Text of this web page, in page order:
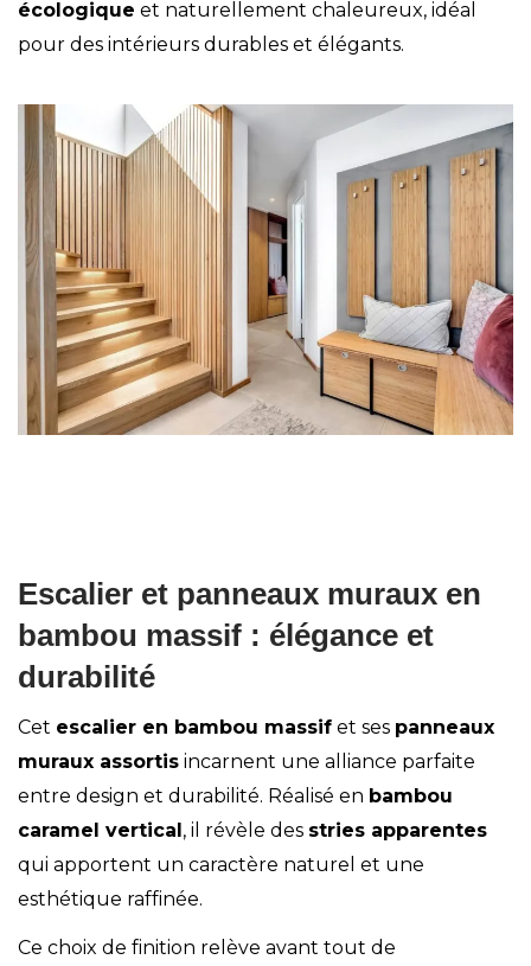
écologique et naturellement chaleureux, idéal
pour des intérieurs durables et élégants.
Escalier et panneaux muraux en
bambou massif : élégance et
durabilité
Cet escalier en bambou massif et ses panneaux
muraux assortis incarnent une alliance parfaite
entre design et durabilité. Réalisé en bambou
caramel vertical, il révèle des stries apparentes
qui apportent un caractère naturel et une
esthétique raffinée.
Ce choix de finition relève avant tout de